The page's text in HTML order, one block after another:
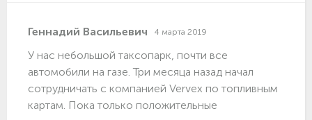
Геннадий Васильевич 4 марта 2019
У нас небольшой таксопарк, почти все
автомобили на газе. Три месяца назад начал
сотрудничать с компанией Vervex по топливным
картам. Пока только положительные